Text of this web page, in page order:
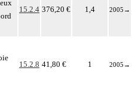
15.2.4 376,20 € 1,4 2005 →
15.2.8 41,80 € 1 2005 →